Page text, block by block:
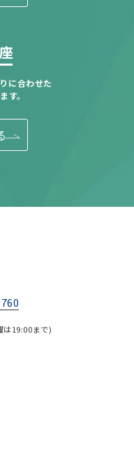
に合わせた
す。
は19:00まで)